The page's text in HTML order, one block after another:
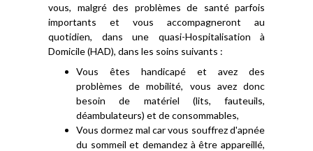
vous, malgré des problèmes de santé parfois
importants et vous accompagneront au
quotidien, dans une quasi-Hospitalisation à
Domicile (HAD), dans les soins suivants :
Vous êtes handicapé et avez des
problèmes de mobilité, vous avez donc
besoin de matériel (lits, fauteuils,
déambulateurs) et de consommables,
Vous dormez mal car vous souffrez d'apnée
du sommeil et demandez à être appareillé,